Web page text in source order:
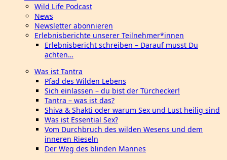
Wild Life Podcast
News
Newsletter abonnieren
Erlebnisberichte unserer Teilnehmer*innen
Erlebnisbericht schreiben – Darauf musst Du
achten…
Was ist Tantra
Pfad des Wilden Lebens
Sich einlassen – du bist der Türchecker!
Tantra – was ist das?
Shiva & Shakti oder warum Sex und Lust heilig sind
Was ist Essential Sex?
Vom Durchbruch des wilden Wesens und dem
inneren Rieseln
Der Weg des blinden Mannes